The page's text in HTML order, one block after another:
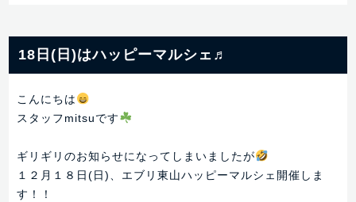
18日(日)はハッピーマルシェ♬
こんにちは
スタッフmitsuです
ギリギリのお知らせになってしまいましたが
１２月１８日(日)、エブリ東山ハッピーマルシェ開催しま
す！！